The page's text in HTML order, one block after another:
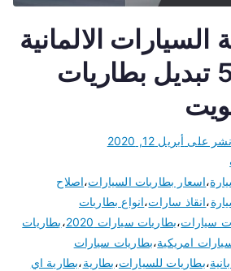
السيارات الالمانية
50805535 تبديل بطاريات
نشر على أبريل 12, 2020
،اسعار بطاريات السيارات،اصلاح
،انقاذ سارات،انواع بطاريات
سيارات،بطاريات سيارات 2020 ،بطاريات
امريكية،بطاريات سيارات
،بطاريات للسيارات،بطارية،بطارية اي